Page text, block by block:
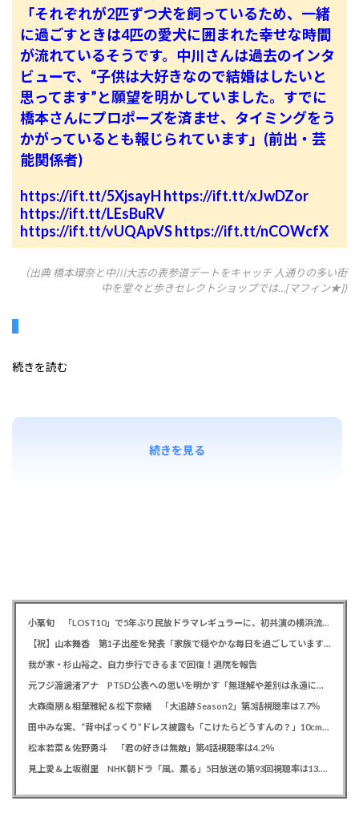
「それぞれが2匹ずつ犬を飼っているため、一緒
に過ごすときは4匹の愛犬に囲まれた幸せな時間
が流れているそうです。中川さんは過去のインタ
ビューで、“子供は大好きなので結婚はしたいと
思ってます”と願望を明かしていました。すでに
橋本さんにプロポーズを済ませ、タイミングをう
かがっているとも報じられています」(前出・芸
能関係者)
https://ift.tt/5XjsayH https://ift.tt/xJwDZor
https://ift.tt/LEsBuRV
https://ift.tt/vUQApVShttps://ift.tt/nCOWcfX
（出典 橋本環奈と中川大志の表参道デートをキャッチ 人通りの多い街
中を堂々と歩きセレクトショップでは…[マフィン★])
続きを読む
続きを見る
我が家・杉山裕之、自力歩行できるまで回復！退院を報告
大森南朋＆相葉雅紀＆松下奈緒 「大追跡 Season2」第3話視聴率は7.7％
松本若菜＆佐野勇斗 「君の好きは無敵」第4話視聴率は4.2％